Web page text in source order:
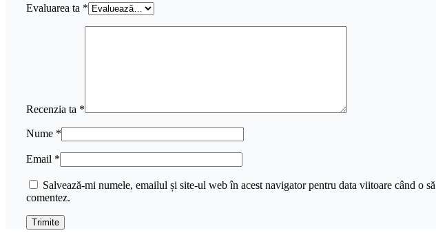
Evaluarea ta *
Recenzia ta *
Nume *
Email *
Salvează-mi numele, emailul și site-ul web în acest navigator pentru data viitoare când o să
comentez.